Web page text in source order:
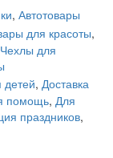
, Автотовары
для красоты,
Чехлы для
детей, Доставка
помощь, Для
праздников,